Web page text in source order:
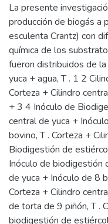
La presente
producción de biogás a
esculenta Crantz) con
química de los
fueron distribuidos de
yuca + agua, T . 1 2
Corteza + Cilindro
+ 3 4 Inóculo de
central de yuca +
bovino, T . Corteza +
Biodigestión de
Inóculo de biodigestión
de yuca + Inóculo de 8
Corteza + Cilindro
de torta de 9 piñón, T .
biodigestión de